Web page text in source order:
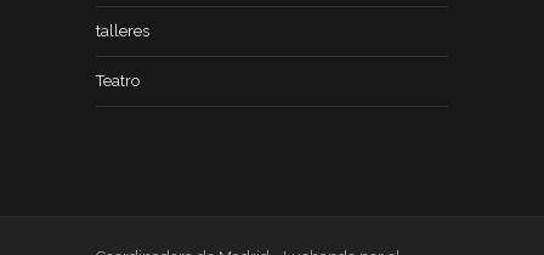
talleres
Teatro